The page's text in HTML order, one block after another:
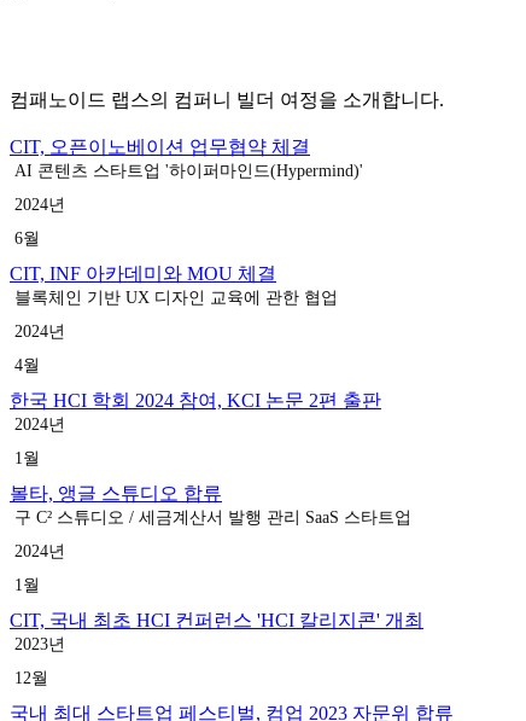
컴패노이드 랩스의 컴퍼니 빌더 여정을 소개합니다.
CIT, 오픈이노베이션 업무협약 체결
AI 콘텐츠 스타트업 '하이퍼마인드(Hypermind)'
2024년
6월
CIT, INF 아카데미와 MOU 체결
블록체인 기반 UX 디자인 교육에 관한 협업
2024년
4월
한국 HCI 학회 2024 참여, KCI 논문 2편 출판
2024년
1월
볼타, 앵글 스튜디오 합류
구 C² 스튜디오 / 세금계산서 발행 관리 SaaS 스타트업
2024년
1월
CIT, 국내 최초 HCI 컨퍼런스 'HCI 칼리지콘' 개최
2023년
12월
국내 최대 스타트업 페스티벌, 컴업 2023 자문위 합류